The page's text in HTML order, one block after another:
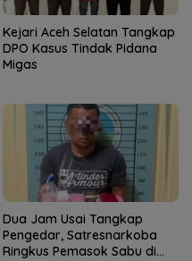
Kejari Aceh Selatan Tangkap
DPO Kasus Tindak Pidana
Migas
Dua Jam Usai Tangkap
Pengedar, Satresnarkoba
Ringkus Pemasok Sabu di